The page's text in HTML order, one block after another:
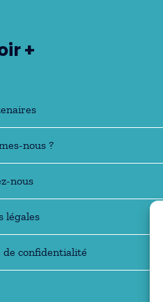
+
nous ?
nous
légales
de confidentialité